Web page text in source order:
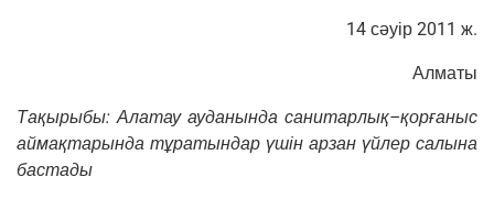
14 сәуір 2011 ж.
Алма­ты
Тақы­ры­бы: Ала­тауауда­нын­да санитарлық–қорғаныс
аймақта­рын­да тұра­тын­дар үшін арзан үйлер салы­на
бастады